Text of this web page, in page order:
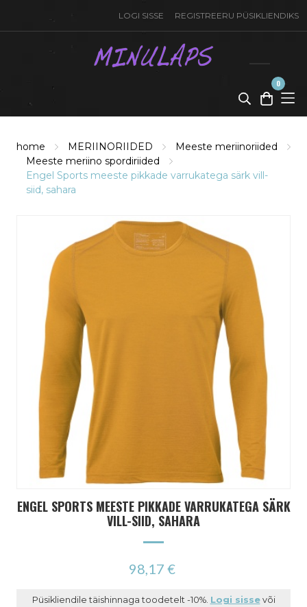
LOGI SISSE REGISTREERU PÜSIKLIENDIKS
0
toode(t)
home MERIINORIIDED
Meeste meriinoriided
Meeste meriino spordiriided
Engel Sports meeste pikkade varrukatega särk vill-
siid, sahara
ENGEL SPORTS MEESTE PIKKADE VARRUKATEGA SÄRK
VILL-SIID, SAHARA
98,17 €
Püsikliendile täishinnaga toodetelt -10%. Logi sissevõi